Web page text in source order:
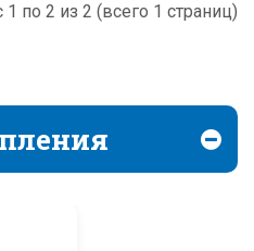
1 по 2 из 2 (всего 1 страниц)